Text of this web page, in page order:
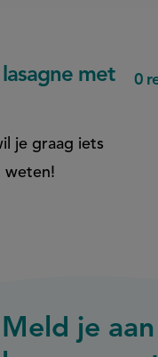
met
je graag iets
weten!
0
Meld je